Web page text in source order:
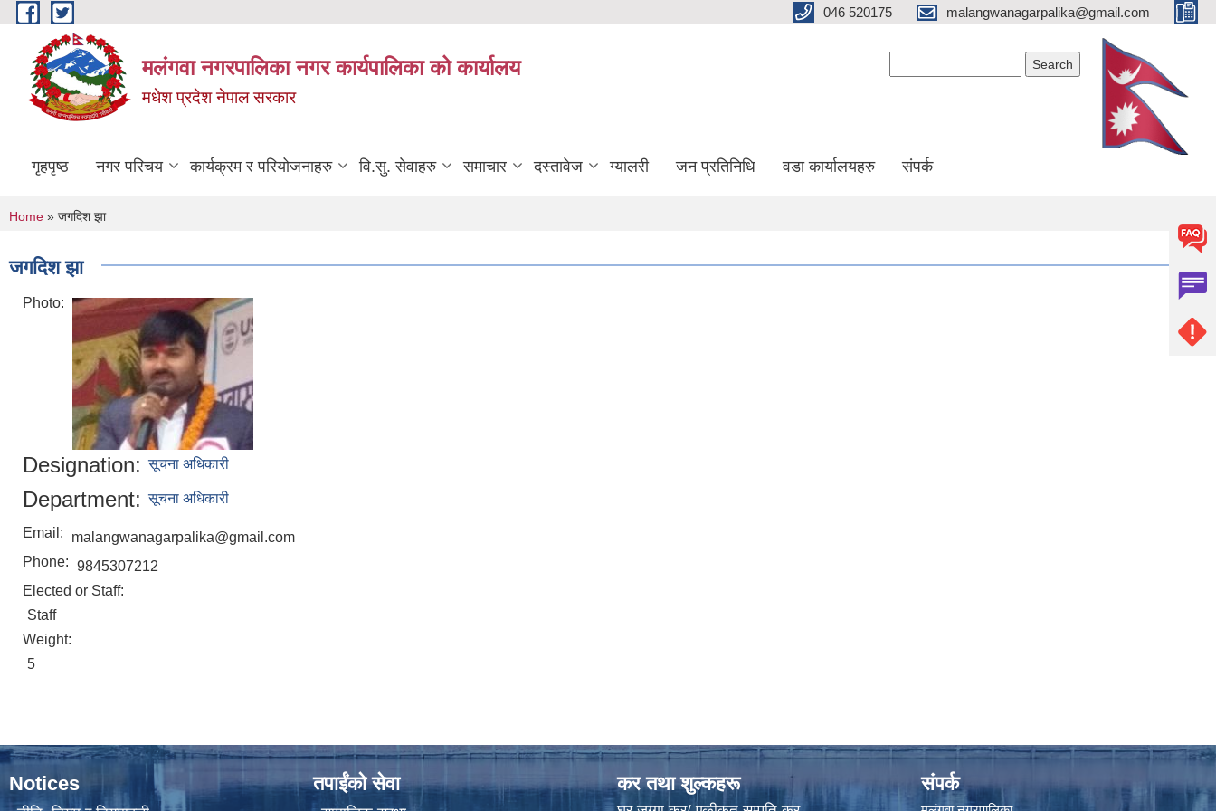
Skip to main content 046 520175 malangwanagarpalika@gmail.com
मलंगवा नगरपालिका नगर कार्यपालिका को कार्यालय
मधेश प्रदेश नेपाल सरकार
गृहपृष्ठ नगर परिचय कार्यक्रम र परियोजनाहरु वि.सु. सेवाहरु समाचार दस्तावेज ग्यालरी जन प्रतिनिधि वडा कार्यालयहरु संपर्क
You are here
Home » जगदिश झा
जगदिश झा
Photo:
Designation: सूचना अधिकारी
Department: सूचना अधिकारी
Email:
malangwanagarpalika@gmail.com
Phone: 9845307212
Elected or Staff:
Staff
Weight:
5
Notices तपाईंको सेवा कर तथा शुल्कहरू संपर्क